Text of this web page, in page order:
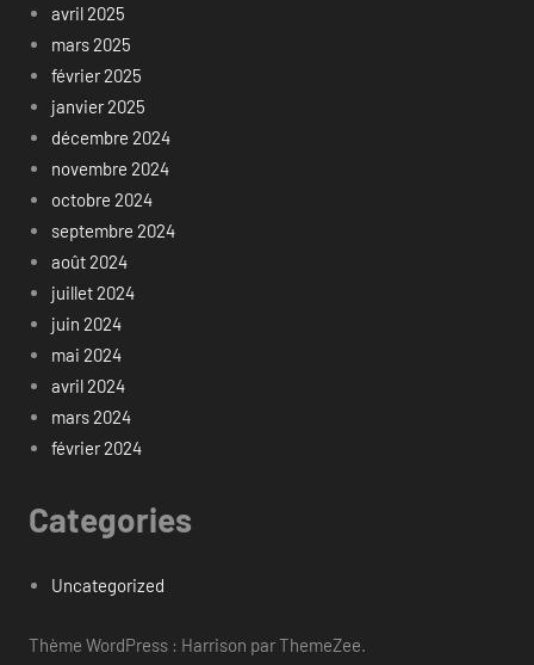
avril 2025
mars 2025
février 2025
janvier 2025
décembre 2024
novembre 2024
octobre 2024
septembre 2024
août 2024
juillet 2024
juin 2024
mai 2024
avril 2024
mars 2024
février 2024
Categories
Uncategorized
Thème WordPress : Harrison par ThemeZee.